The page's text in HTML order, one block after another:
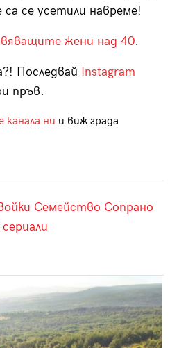
са се усетили навреме!
жени над 40.
Последвай Instagram
пръв.
канала ни и виж града
Семейство Сопрано
сериали